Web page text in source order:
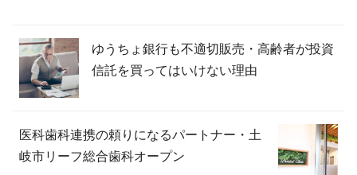
ゆうちょ銀行も不適切販売・高齢者が投資
信託を買ってはいけない理由
医科歯科連携の頼りになるパートナー・土
岐市リーフ総合歯科オープン